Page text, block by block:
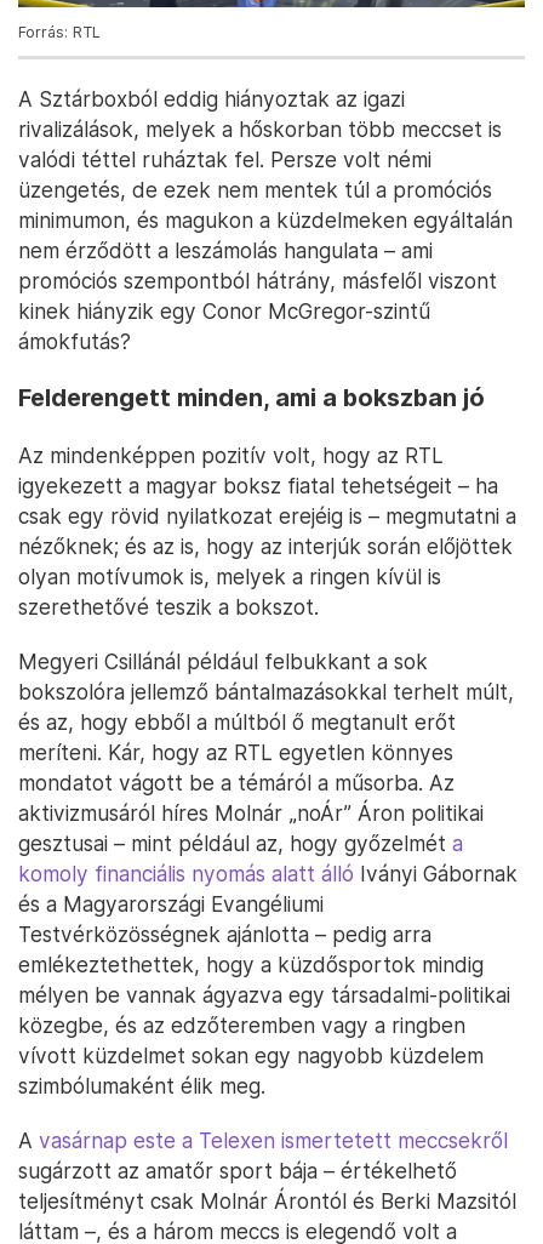
Forrás: RTL
A Sztárboxból eddig hiányoztak az igazi
rivalizálások, melyek a hőskorban több meccset is
valódi téttel ruháztak fel. Persze volt némi
üzengetés, de ezek nem mentek túl a promóciós
minimumon, és magukon a küzdelmeken egyáltalán
nem érződött a leszámolás hangulata – ami
promóciós szempontból hátrány, másfelől viszont
kinek hiányzik egy Conor McGregor-szintű
ámokfutás?
Felderengett minden, ami a bokszban jó
Az mindenképpen pozitív volt, hogy az RTL
igyekezett a magyar boksz fiatal tehetségeit – ha
csak egy rövid nyilatkozat erejéig is – megmutatni a
nézőknek; és az is, hogy az interjúk során előjöttek
olyan motívumok is, melyek a ringen kívül is
szerethetővé teszik a bokszot.
Megyeri Csillánál például felbukkant a sok
bokszolóra jellemző bántalmazásokkal terhelt múlt,
és az, hogy ebből a múltból ő megtanult erőt
meríteni. Kár, hogy az RTL egyetlen könnyes
mondatot vágott be a témáról a műsorba. Az
aktivizmusáról híres Molnár „noÁr” Áron politikai
gesztusai – mint például az, hogy győzelmét a
komoly financiális nyomás alatt álló Iványi Gábornak
és a Magyarországi Evangéliumi
Testvérközösségnek ajánlotta – pedig arra
emlékeztethettek, hogy a küzdősportok mindig
mélyen be vannak ágyazva egy társadalmi-politikai
közegbe, és az edzőteremben vagy a ringben
vívott küzdelmet sokan egy nagyobb küzdelem
szimbólumaként élik meg.
A vasárnap este a Telexen ismertetett meccsekről
sugárzott az amatőr sport bája – értékelhető
teljesítményt csak Molnár Árontól és Berki Mazsitól
láttam –, és a három meccs is elegendő volt a